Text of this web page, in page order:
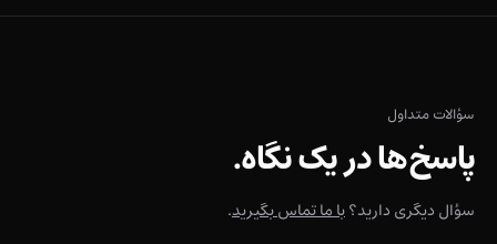
سؤالات متداول
پاسخ‌ها در یک نگاه.
سؤال دیگری دارید؟با ما تماس بگیرید.